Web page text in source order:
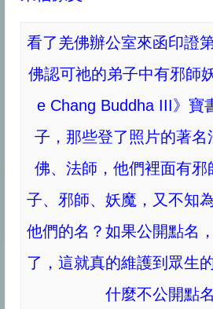
看了羌佛辦公室來函印證
佛認可祂的弟子中有邪師
e Chang Buddha III》寶
子，那些登了照片的著名
佛、法師，他們裡面有邪
子、邪師、妖魔，又不知
他們的名？如果公開點名
了，這就真的維護到眾生
什麼不公開點
你会被旁门左道怪力乱神所迷
佛法告诉你怎么转苦为乐
生活中处处都体现着佛法
达摩祖师与梁武帝的经典对话